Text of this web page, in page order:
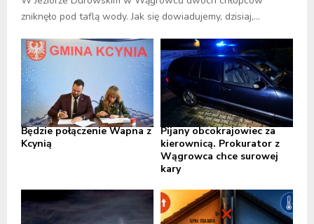
zniknęło pod taflą wody. Jak się dowiadujemy, dzisiaj,...
Będzie połączenie Wapna z
Kcynią
Pijany obcokrajowiec za
kierownicą. Prokurator z
Wągrowca chce surowej
kary